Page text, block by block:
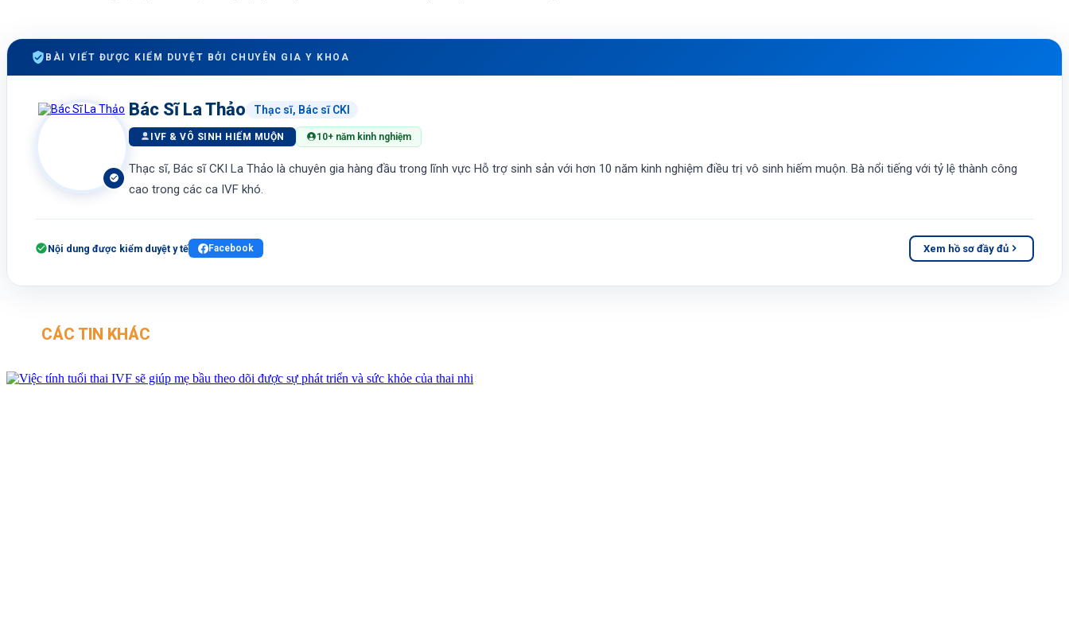
BÀI VIẾT ĐƯỢC KIỂM DUYỆT BỞI CHUYÊN GIA Y KHOA
Bác Sĩ La Thảo Thạc sĩ, Bác sĩ CKI
IVF & VÔ SINH HIẾM MUỘN 10+ năm kinh nghiệm
Thạc sĩ, Bác sĩ CKI La Thảo là chuyên gia hàng đầu trong lĩnh vực Hỗ trợ sinh sản với hơn 10 năm kinh nghiệm điều trị vô sinh hiếm muộn. Bà nổi tiếng với tỷ lệ thành công
cao trong các ca IVF khó.
Nội dung được kiểm duyệt y tế Facebook Xem hồ sơ đầy đủ
CÁC TIN KHÁC